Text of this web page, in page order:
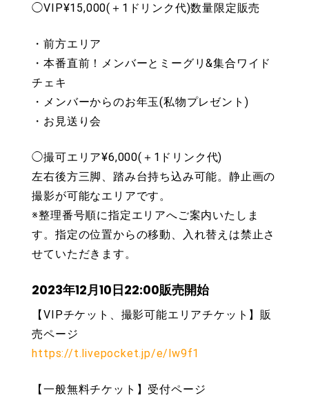
◯VIP¥15,000(＋1ドリンク代)数量限定販売
・前方エリア
・本番直前！メンバーとミーグリ&集合ワイド
チェキ
・メンバーからのお年玉(私物プレゼント)
・お見送り会
◯撮可エリア¥6,000(＋1ドリンク代)
左右後方三脚、踏み台持ち込み可能。静止画の
撮影が可能なエリアです。
※整理番号順に指定エリアへご案内いたしま
す。指定の位置からの移動、入れ替えは禁止さ
せていただきます。
2023年12月10日22:00販売開始
【VIPチケット、撮影可能エリアチケット】販
売ページ
https://t.livepocket.jp/e/lw9f1
【一般無料チケット】受付ページ